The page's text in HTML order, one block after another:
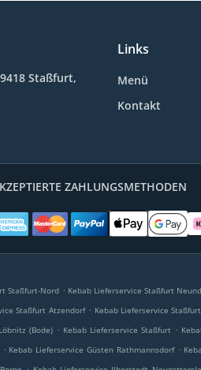
Staßfurt,
Links
Menü
Kontakt
ZAHLUNGSMETHODEN
Staßfurt-Nord . Kebab Lieferservice Staßfurt
Staßfurt Atzendorf . Kebab Lieferservice
(Bode) . Kebab Lieferservice Staßfurt .
. Kebab Lieferservice Güsten Rathmannsdorf .
.